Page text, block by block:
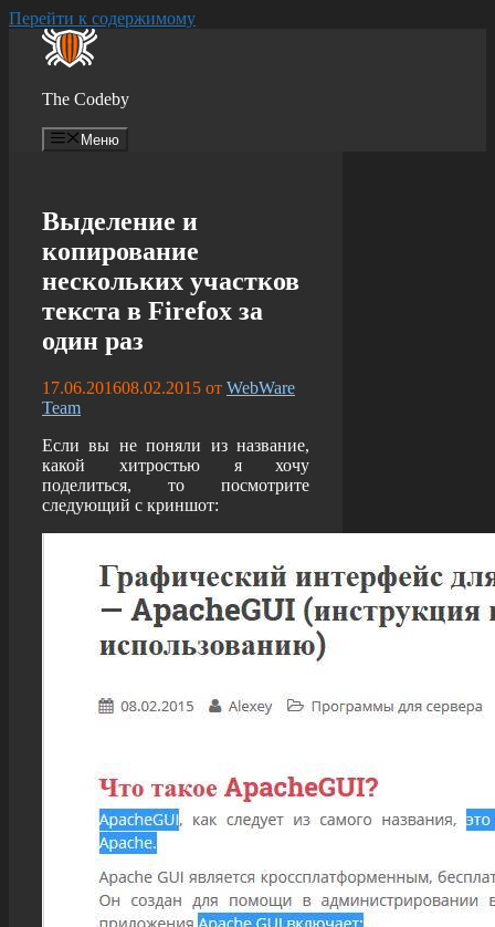
Перейти к содержимому
The Codeby
Меню
Выделение и
копирование
нескольких участков
текста в Firefox за
один раз
17.06.201608.02.2015 от WebWare
Team
Если вы не поняли из название,
какой хитростью я хочу
поделиться, то посмотрите
следующий с криншот: